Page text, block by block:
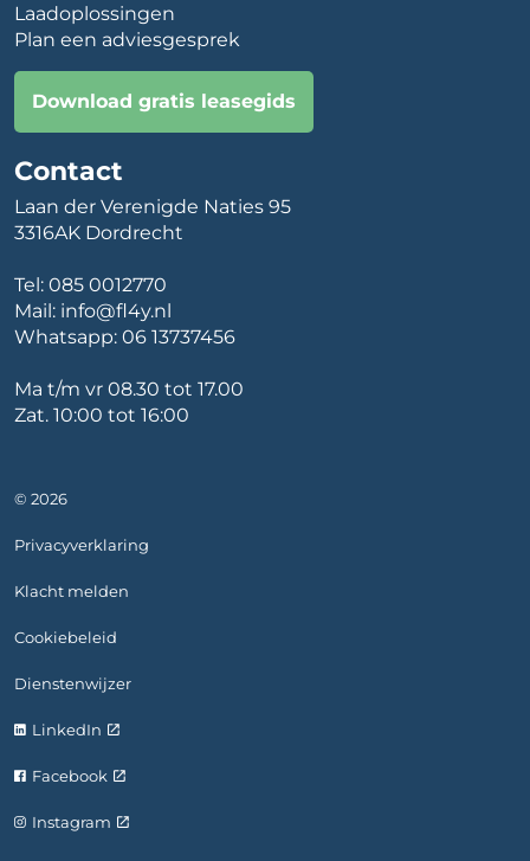
Laadoplossingen
Plan een adviesgesprek
Download gratis leasegids
Contact
Laan der Verenigde Naties 95
3316AK Dordrecht
Tel: 085 0012770
Mail: info@fl4y.nl
Whatsapp: 06 13737456
Ma t/m vr 08.30 tot 17.00
Zat. 10:00 tot 16:00
© 2026
Privacyverklaring
Klacht melden
Cookiebeleid
Dienstenwijzer
LinkedIn
Facebook
Instagram